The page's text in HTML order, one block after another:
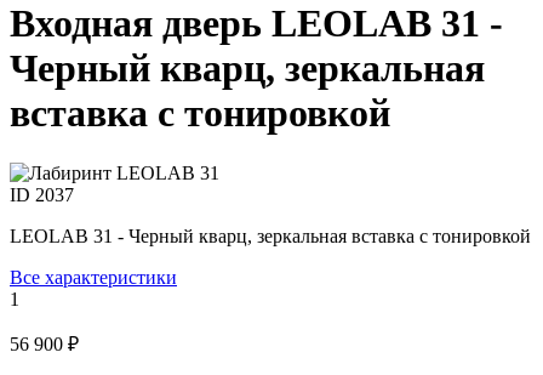
Входная дверь LEOLAB 31 -
Черный кварц, зеркальная
вставка с тонировкой
ID 2037
LEOLAB 31 - Черный кварц, зеркальная вставка с тонировкой
Все характеристики
1
56 900 ₽